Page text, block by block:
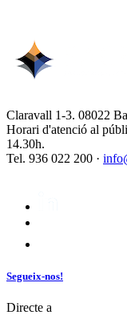
Claravall 1-3. 08022
Horari d'atenció al
14.30h.
Tel. 936 022 200 ·
Segueix-nos!
Directe a